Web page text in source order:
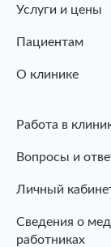
Услуги и цены
Пациентам
О клинике
Работа в
Вопросы и
Личный
Сведения о
работниках